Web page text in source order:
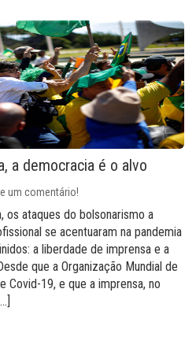
a democracia é o alvo
um comentário!
os ataques do bolsonarismo a
se acentuaram na pandemia
a liberdade de imprensa e a
que a Organização Mundial de
Covid-19, e que a imprensa, no